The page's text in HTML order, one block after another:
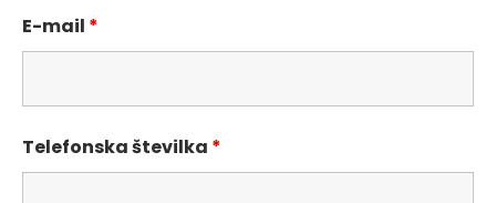
E-mail *
Telefonska številka *